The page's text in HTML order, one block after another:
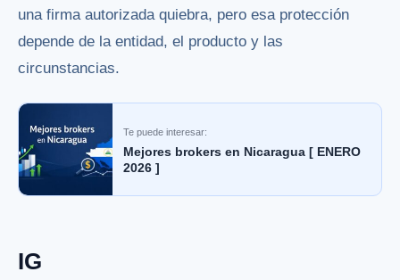
una firma autorizada quiebra, pero esa protección
depende de la entidad, el producto y las
circunstancias.
Te puede interesar:
Mejores brokers en Nicaragua [ ENERO
2026 ]
IG